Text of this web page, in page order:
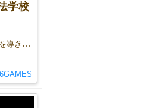
学校
魔法学校の先生は大変なんです！ 生徒を導き、卒業を目指す学級経営シミュレーション